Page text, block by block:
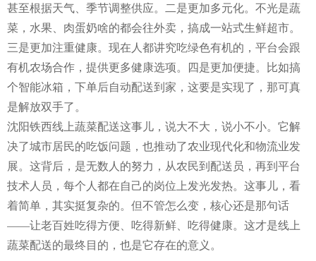
甚至根据天气、季节调整供应。二是更加多元化。不光是蔬
菜，水果、肉蛋奶啥的都会往外卖，搞成一站式生鲜超市。
三是更加注重健康。现在人都讲究吃绿色有机的，平台会跟
有机农场合作，提供更多健康选项。四是更加便捷。比如搞
个智能冰箱，下单后自动配送到家，这要是实现了，那可真
是解放双手了。
沈阳铁西线上蔬菜配送这事儿，说大不大，说小不小。它解
决了城市居民的吃饭问题，也推动了农业现代化和物流业发
展。这背后，是无数人的努力，从农民到配送员，再到平台
技术人员，每个人都在自己的岗位上发光发热。这事儿，看
着简单，其实挺复杂的。但不管怎么变，核心还是那句话
——让老百姓吃得方便、吃得新鲜、吃得健康。这才是线上
蔬菜配送的最终目的，也是它存在的意义。